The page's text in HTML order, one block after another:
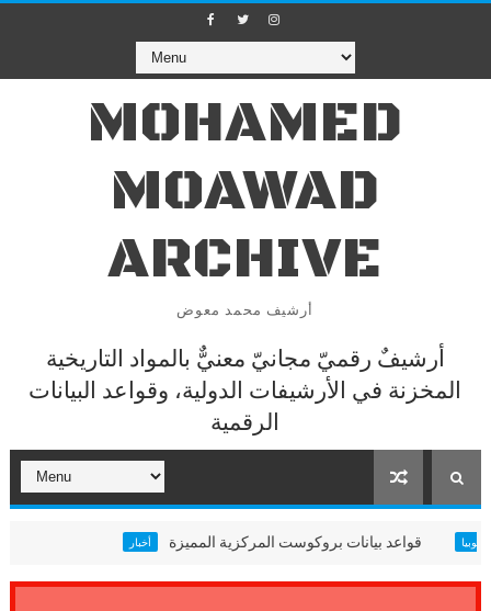
MOHAMED
MOAWAD
ARCHIVE
أرشيف محمد معوض
أرشيفٌ رقميّ مجانيّ معنيٌّ بالمواد التاريخية
المخزنة في الأرشيفات الدولية، وقواعد البيانات
الرقمية
قواعد بيانات بروكوست المركزية المميزة أثيوبيا